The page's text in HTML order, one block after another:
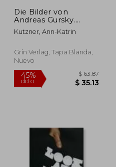
Die Bilder von
Andreas Gursky.
Realismus oder
Abstraktion?: Fünf
aktuellen Werk des
Fotografen (en
Kutzner, Ann-Katrin
Grin Verlag, Tapa Blanda,
Nuevo